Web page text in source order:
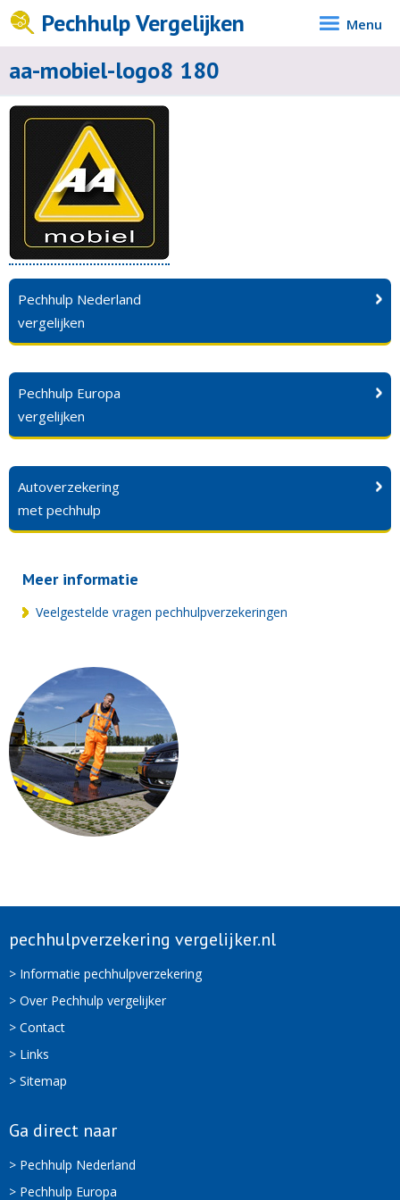
Pechhulp Vergelijken Menu
aa-mobiel-logo8 180
Pechhulp Nederland
vergelijken
Pechhulp Europa
vergelijken
Autoverzekering
met pechhulp
Meer informatie
Veelgestelde vragen pechhulpverzekeringen
pechhulpverzekering vergelijker.nl
> Informatie pechhulpverzekering
> Over Pechhulp vergelijker
> Contact
> Links
> Sitemap
Ga direct naar
> Pechhulp Nederland
> Pechhulp Europa